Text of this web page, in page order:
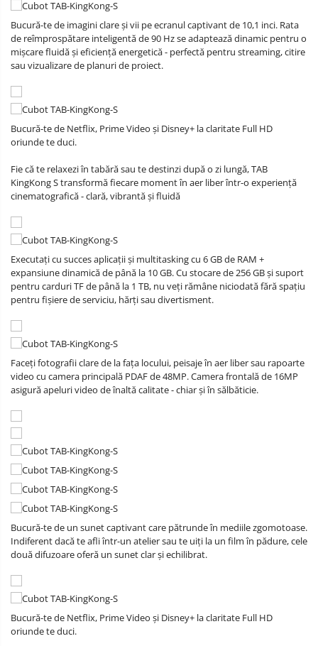
Bucură-te de imagini clare și vii pe ecranul captivant de 10,1 inci. Rata
de reîmprospătare inteligentă de 90 Hz se adaptează dinamic pentru o
mișcare fluidă și eficiență energetică - perfectă pentru streaming, citire
sau vizualizare de planuri de proiect.
Bucură-te de Netflix, Prime Video și Disney+ la claritate Full HD
oriunde te duci.
Fie că te relaxezi în tabără sau te destinzi după o zi lungă, TAB
KingKong S transformă fiecare moment în aer liber într-o experiență
cinematografică - clară, vibrantă și fluidă
Executați cu succes aplicații și multitasking cu 6 GB de RAM +
expansiune dinamică de până la 10 GB. Cu stocare de 256 GB și suport
pentru carduri TF de până la 1 TB, nu veți rămâne niciodată fără spațiu
pentru fișiere de serviciu, hărți sau divertisment.
Faceți fotografii clare de la fața locului, peisaje în aer liber sau rapoarte
video cu camera principală PDAF de 48MP. Camera frontală de 16MP
asigură apeluri video de înaltă calitate - chiar și în sălbăticie.
Bucură-te de un sunet captivant care pătrunde în mediile zgomotoase.
Indiferent dacă te afli într-un atelier sau te uiți la un film în pădure, cele
două difuzoare oferă un sunet clar și echilibrat.
Bucură-te de Netflix, Prime Video și Disney+ la claritate Full HD
oriunde te duci.